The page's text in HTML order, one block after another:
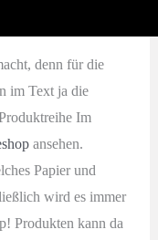
denn für die
im Text ja die
Im
ansehen.
Papier und
wird es immer
Produkten kann da